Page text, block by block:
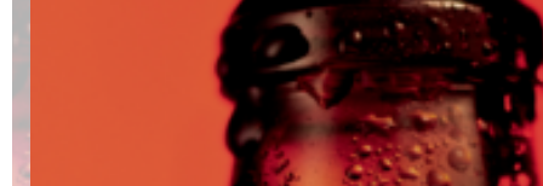
Hygieneartikel & Desinfektion